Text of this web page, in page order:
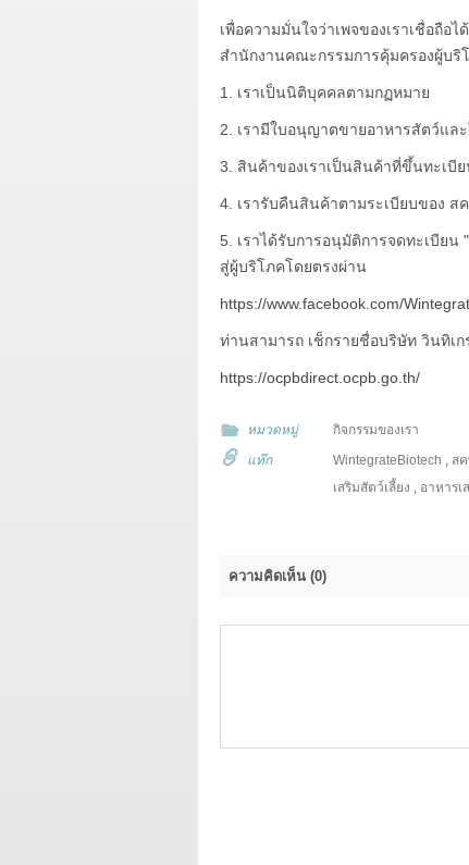
เพื่อความมั่นใจว่าเพจของเราเชื่อถือ
สำนักงานคณะกรรมการคุ้มครองผู้บริ
1. เราเป็นนิติบุคคลตามกฏหมาย
2. เรามีใบอนุญาตขายอาหารสัตว์แ
3. สินค้าของเราเป็นสินค้าที่ขึ้นทะเบี
4. เรารับคืนสินค้าตามระเบียบของ สค
5. เราได้รับการอนุมัติการจดทะเบีย
สู่ผู้บริโภคโดยตรงผ่าน
https://www.facebook.com/
ท่านสามารถ เช็กรายชื่อบริษัท วินทิเก
https://ocpbdirect.ocpb.go.th/
หมวดหมู่
กิจกรรมของเรา
แท๊ก
WintegrateBiotech , ส
เสริมสัตว์เลี้ยง , อาหาร
ความคิดเห็น (0)